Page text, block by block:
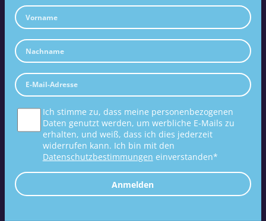
Ich stimme zu, dass meine personenbezogenen
Daten genutzt werden, um werbliche E-Mails zu
erhalten, und weiß, dass ich dies jederzeit
widerrufen kann. Ich bin mit den
Datenschutzbestimmungen einverstanden*
Anmelden